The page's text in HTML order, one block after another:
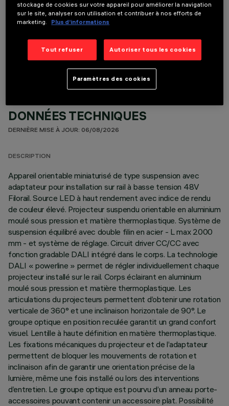
COMPOSANTS OPTIONNELS
DONNÉES TECHNIQUES
DERNIÈRE MISE À JOUR: 06/08/2026
DESCRIPTION
Appareil orientable miniaturisé de type suspension avec
adaptateur pour installation sur rail à basse tension 48V
Filorail. Source LED à haut rendement avec indice de rendu
de couleur élevé. Projecteur suspendu orientable en aluminium
moulé sous pression et matière thermoplastique. Système de
suspension équilibré avec double filin en acier - L max 2000
mm - et système de réglage. Circuit driver CC/CC avec
fonction gradable DALI intégré dans le corps. La technologie
DALI « powerline » permet de régler individuellement chaque
projecteur installé sur le rail. Corps éclairant en aluminium
moulé sous pression et matière thermoplastique. Les
articulations du projecteurs permettent d’obtenir une rotation
verticale de 360° et une inclinaison horizontale de 90°. Le
groupe optique en position reculée garantit un grand confort
visuel. Lentille à haute définition en matière thermoplastique.
Les fixations mécaniques du projecteur et de l’adaptateur
permettent de bloquer les mouvements de rotation et
inclinaison afin de garantir une orientation précise de la
lumière, même une fois installé ou lors des interventions
d’entretien. Le groupe optique est pourvu d’un anneau porte-
accessoires pouvant contenir un accessoire plat. Possibilité
stockage de cookies sur votre appareil pour améliorer la navigation
sur le site, analyser son utilisation et contribuer à nos efforts de
marketing.
Plus d’informations
Tout refuser Autoriser tous les cookies
Paramètres des cookies